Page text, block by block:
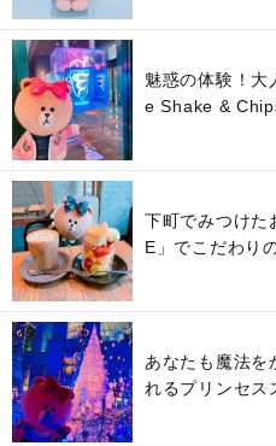
魅惑の体験！大
e Shake &
下町でみつけた
E」でこだわり
あなたも魔法を
れるプリンセス